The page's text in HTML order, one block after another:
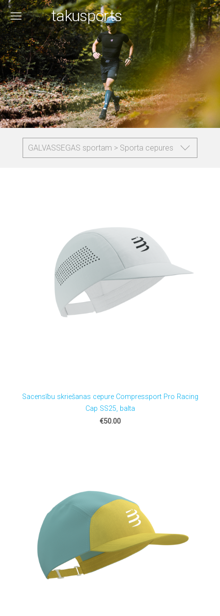
takusports
GALVASSEGAS sportam > Sporta cepures
Sacensību skriešanas cepure Compressport Pro Racing
Cap SS25, balta
€50.00